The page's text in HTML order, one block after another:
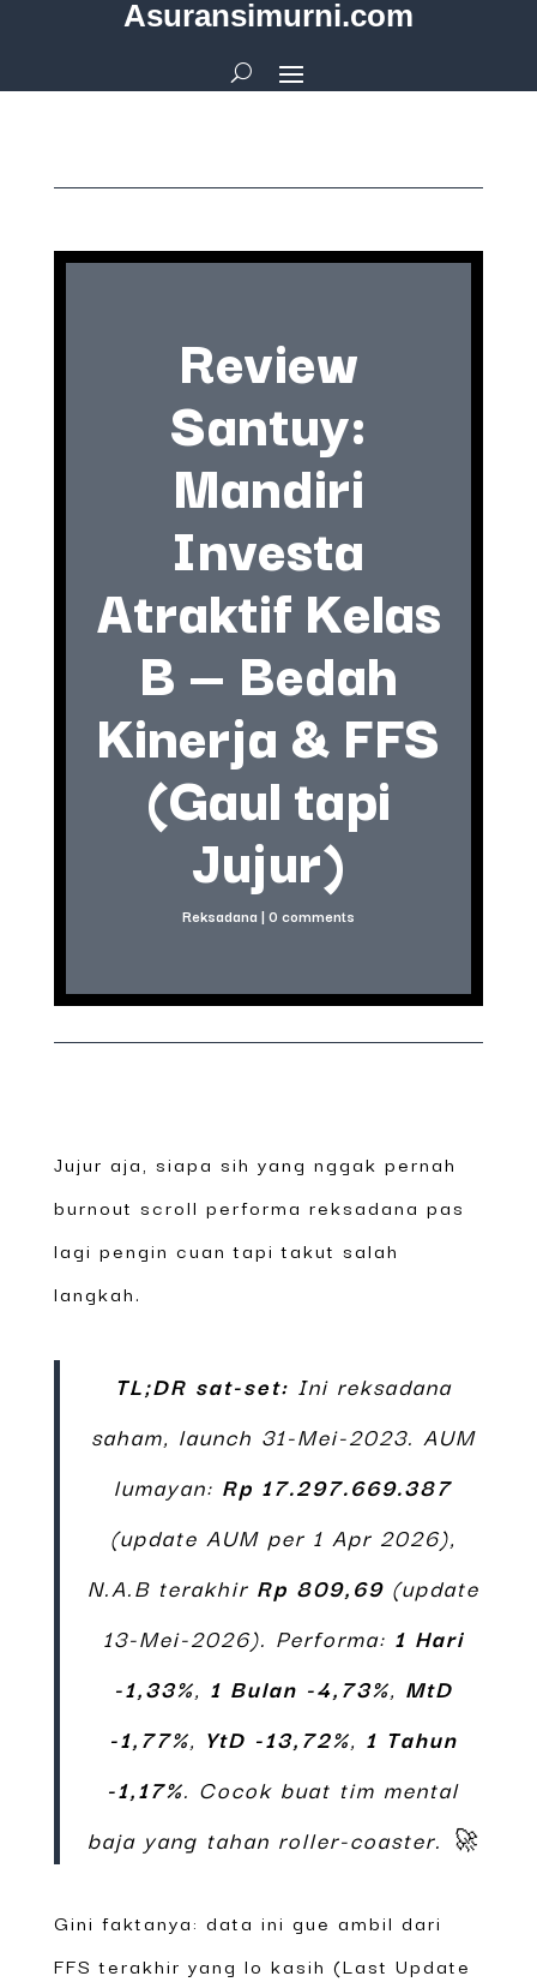
Asuransimurni.com
Review
Santuy:
Mandiri
Investa
Atraktif Kelas
B — Bedah
Kinerja & FFS
(Gaul tapi
Jujur)
Reksadana | 0 comments
Jujur aja, siapa sih yang nggak pernah
burnout scroll performa reksadana pas
lagi pengin cuan tapi takut salah
langkah.
TL;DR sat-set: Ini reksadana
saham, launch 31-Mei-2023. AUM
lumayan: Rp 17.297.669.387
(update AUM per 1 Apr 2026),
N.A.B terakhir Rp 809,69(update
13-Mei-2026). Performa: 1 Hari
-1,33%, 1 Bulan -4,73%, MtD
-1,77%, YtD -13,72%, 1 Tahun
-1,17%. Cocok buat tim mental
baja yang tahan roller-coaster. 🚀
Gini faktanya: data ini gue ambil dari
FFS terakhir yang lo kasih (Last Update